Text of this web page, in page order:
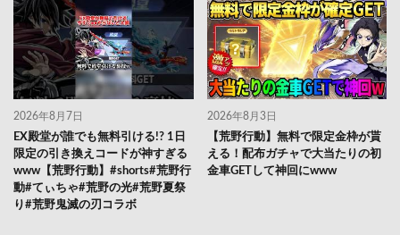
2026年8月7日
EX殿堂が誰でも無料引ける!? 1日
限定の引き換えコードが神すぎる
www【荒野行動】#shorts#荒野行
動#てぃちゃ#荒野の光#荒野夏祭
り#荒野鬼滅の刃コラボ
2026年8月3日
【荒野行動】無料で限定金枠が貰
える！配布ガチャで大当たりの初
金車GETして神回にwww